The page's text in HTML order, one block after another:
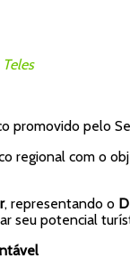
promovido pelo
regional com o
, representando o
seu potencial